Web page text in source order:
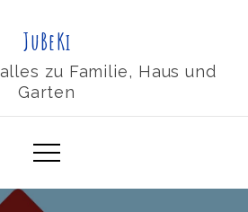
JuBeKi
zu Familie, Haus und
Garten